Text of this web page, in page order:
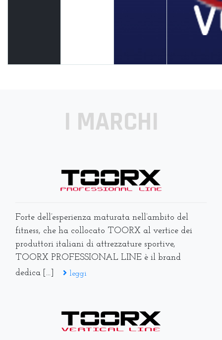
I MARCHI
Forte dell’esperienza maturata nell’ambito del
fitness, che ha collocato TOORX al vertice dei
produttori italiani di attrezzature sportive,
TOORX PROFESSIONAL LINE è il brand
dedica [...]
leggi